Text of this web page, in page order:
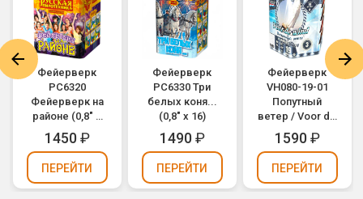
Фейерверк
РС6320
Фейерверк на
районе (0,8" х
16)
1450₽
ПЕРЕЙТИ
Фейерверк
РС6330 Три
белых коня...
(0,8" х 16)
1490₽
ПЕРЕЙТИ
Фейерверк
VH080-19-01
Попутный
ветер / Voor de
wind (0,8" х 19)
1590₽
ПЕРЕЙТИ